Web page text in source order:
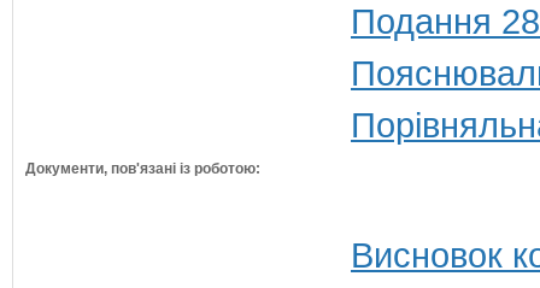
Подання
Документи, пов'язані із роботою:
Висновок